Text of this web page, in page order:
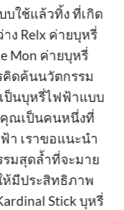
บใช้แล้วทิ้ง ที่เกิด
ง Relx ค่ายบุหรี่
Mon ค่ายบุหรี่
คิดค้นนวัตกรรม
ป็นบุหรี่ไฟฟ้าแบบ
ณเป็นคนหนึ่งที่
า เราขอแนะนำ
มสุดล้ำที่จะมาย
ห้มีประสิทธิภาพ
Stick บุหรี่